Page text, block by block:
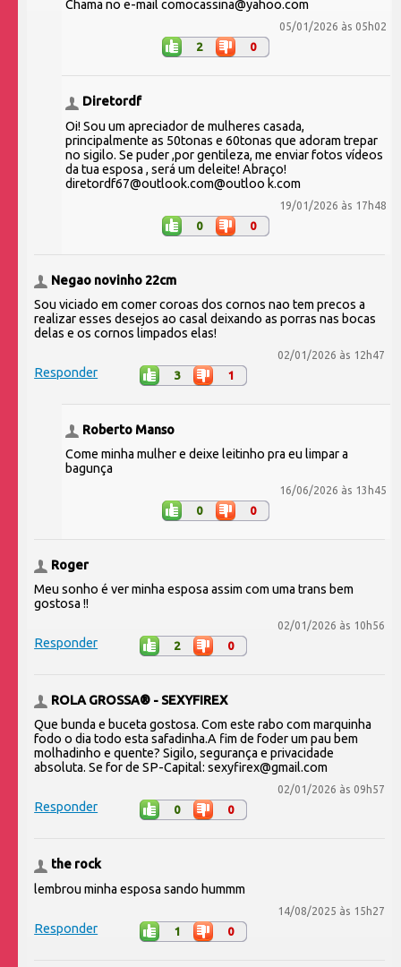
Chama no e-mail comocassina@yahoo.com
05/01/2026 às 05h02
2 0
Diretordf
Oi! Sou um apreciador de mulheres casada,
principalmente as 50tonas e 60tonas que adoram trepar
no sigilo. Se puder ,por gentileza, me enviar fotos vídeos
da tua esposa , será um deleite! Abraço!
diretordf67@outlook.com@outloo k.com
19/01/2026 às 17h48
0 0
Negao novinho 22cm
Sou viciado em comer coroas dos cornos nao tem precos a
realizar esses desejos ao casal deixando as porras nas bocas
delas e os cornos limpados elas!
02/01/2026 às 12h47
Responder 3 1
Roberto Manso
Come minha mulher e deixe leitinho pra eu limpar a
bagunça
16/06/2026 às 13h45
0 0
Roger
Meu sonho é ver minha esposa assim com uma trans bem
gostosa !!
02/01/2026 às 10h56
Responder 2 0
ROLA GROSSA® - SEXYFIREX
Que bunda e buceta gostosa. Com este rabo com marquinha
fodo o dia todo esta safadinha.A fim de foder um pau bem
molhadinho e quente? Sigilo, segurança e privacidade
absoluta. Se for de SP-Capital: sexyfirex@gmail.com
02/01/2026 às 09h57
Responder 0 0
the rock
lembrou minha esposa sando hummm
14/08/2025 às 15h27
Responder 1 0